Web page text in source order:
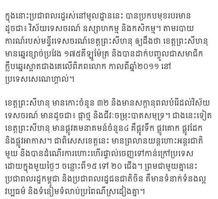
ក្នុងនោះប្រជាពលរដ្ឋរស់នៅមូលដ្ឋាននេះ បានប្រកបមុខរបរមាន
ដូចជា៖ វិស័យទេសចរណ៍ ឧស្សាហកម្ម និងកសិកម្ម។ តាមរបាយ
ការណ៍របស់មន្ទីរទេសចរណ៍ខេត្តព្រះសីហនុ ឲ្យដឹងថា ខេត្តព្រះសីហនុ
មានឆ្នេរខ្សាច់ប្រវែង ១៧៥គីឡូម៉ែត្រ និងបានដាក់បញ្ចូលជាសមាជិក
ក្លឹបឆ្នេរស្អាតជាងគេលើពិភពលោក កាលពីឆ្នាំ២០១១ នៅ
ប្រទេសសេណេហ្គាល់។
ខេត្តព្រះសីហនុ មានកោះចំនួន ៣២ និងមានសក្ដានុពលបំរើដល់វិស័យ
ទេសចរណ៍ មានដូចជា៖ ផ្កាថ្ម និងជីវៈចម្រុះបាតសមុទ្រ។ ជាងនេះទៀត
ខេត្តព្រះសីហនុ មានផ្លូវគមនាគមន៍ចំនួន៤ គឺផ្លូវទឹក ផ្លូវគោក ផ្លូវដែក
និងផ្លូវអាកាស។ ជាពិសេសខេត្តនេះ មានព្រលានយន្តហោះអន្តរជាតិ
មួយ និងបានដំណើរការហោះហើរផ្ទាល់ចេញទៅកាន់ក្រៅប្រទេស
ដោយក្នុងមួយថ្ងៃៗ ចន្លោះពី១៥ ទៅ ២០ ជើង។ ព្រមជាមួយគ្នានេះ
ប្រជាពលរដ្ឋកម្ពុជា និងប្រជាពលរដ្ឋជនជាតិចិន គឺមានទំនាក់ទំនងល្អ
វប្បធម៌ និងទំនៀមទំលាប់ប្រពៃណីស្រដៀងគ្នា។